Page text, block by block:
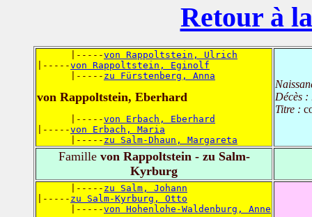
Retour à
      |-----
von Rappoltstein, Ulrich
|-----von Rappoltstein, Eginolf
      |-----
zu Fürstenberg, Anna
von Rappoltstein, Eberhard
      |-----
von Erbach, Eberhard
|-----von Erbach, Maria
      |-----
zu Salm-Dhaun, Margareta
Décès :
Titre :
Famillevon Rappoltstein - zu Salm-
Kyrburg
      |-----
zu Salm, Johann
|----- zu Salm-Kyrburg, Otto
      |-----
von Hohenlohe-Waldenburg, Anne